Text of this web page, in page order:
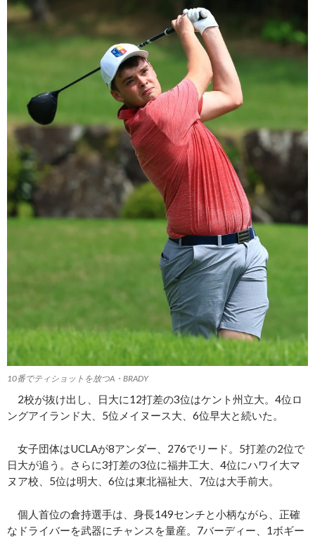
10番でティショットを放つA・BRADY
2校が抜け出し、日大に12打差の3位はケント州立大。4位ロ
ングアイランド大、5位メイヌース大、6位早大と続いた。
女子団体はUCLAが8アンダー、276でリード。5打差の2位で
日大が追う。さらに3打差の3位に福井工大、4位にハワイ大マ
ヌア校、5位は明大、6位は東北福祉大、7位は大手前大。
個人首位の倉持選手は、身長149センチと小柄ながら、正確
なドライバーを武器にチャンスを量産。7バーディー、1ボギー